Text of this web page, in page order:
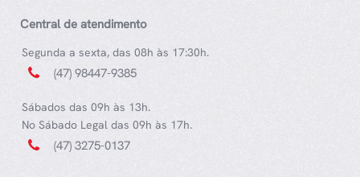
Central de atendimento
Segunda a sexta, das 08h às 17:30h.
(47) 98447-9385
Sábados das 09h às 13h.
No Sábado Legal das 09h às 17h.
(47) 3275-0137